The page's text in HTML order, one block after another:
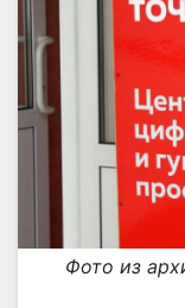
Фото из